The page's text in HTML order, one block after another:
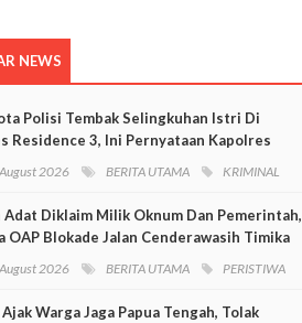
NEWS
Polisi Tembak Selingkuhan Istri Di
Residence 3, Ini Pernyataan Kapolres
2026 BERITA UTAMA KRIMINAL
Adat Diklaim Milik Oknum Dan Pemerintah,
OAP Blokade Jalan Cenderawasih Timika
2026 BERITA UTAMA PERISTIWA
Warga Jaga Papua Tengah, Tolak